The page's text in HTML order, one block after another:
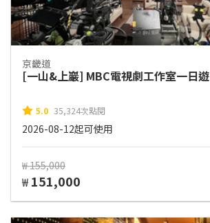
京畿道
[一山&上巖] MBC電視劇工作室一日遊
5.0 35,324次點閱
2026-08-12起可使用
₩ 155,000
₩ 151,000